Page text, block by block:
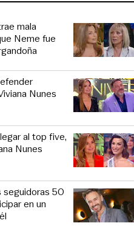
mala
Neme fue
Nunes
al top five,
Nunes
seguidoras 50
en un